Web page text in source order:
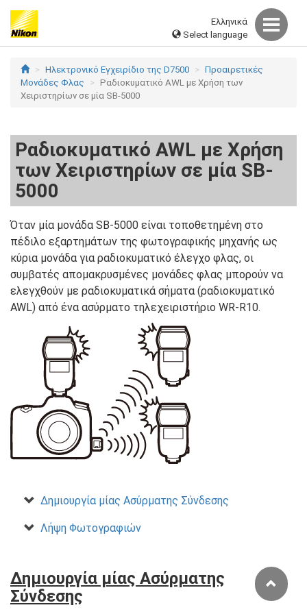
Ελληνικά
Select language
Ηλεκτρονικό Εγχειρίδιο της D7500
Προαιρετικές
Μονάδες Φλας
Ραδιοκυματικό AWL με Χρήση των
Χειριστηρίων σε μία SB-5000
Ραδιοκυματικό AWL με Χρήση
των Χειριστηρίων σε μία SB-
5000
Όταν μία μονάδα SB-5000 είναι τοποθετημένη στο
πέδιλο εξαρτημάτων της φωτογραφικής μηχανής ως
κύρια μονάδα για ραδιοκυματικό έλεγχο φλας, οι
συμβατές απομακρυσμένες μονάδες φλας μπορούν να
ελεγχθούν με ραδιοκυματικά σήματα (ραδιοκυματικό
AWL) από ένα ασύρματο τηλεχειριστήριο WR-R10.
Δημιουργία μίας Ασύρματης Σύνδεσης
Λήψη Φωτογραφιών
Δημιουργία μίας Ασύρματης
Σύνδεσης